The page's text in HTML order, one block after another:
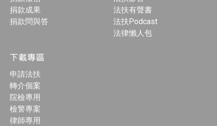
捐款成果
捐款問與答
法扶有聲書
法扶Podcast
法律懶人包
下載專區
申請法扶
轉介個案
院檢專用
檢警專案
律師專用